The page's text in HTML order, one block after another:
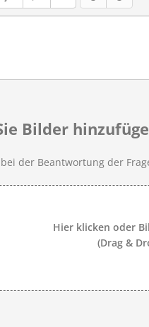
Bilder
der Beantwortung der
Hier klicken oder
(Drag &